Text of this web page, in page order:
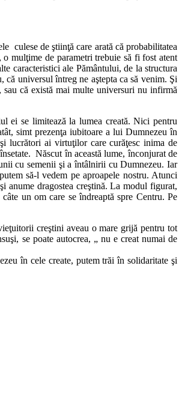
culese de ştiinţă care arată că probabilitatea
mulţime de parametri trebuie să fi fost atent
caracteristici ale Pământului, de la structura
că universul întreg ne aştepta ca să venim. Şi
că există mai multe universuri nu infirmă
ei se limitează la lumea creată. Nici pentru
simt prezenţa iubitoare a lui Dumnezeu în
lucrători ai virtuţilor care curăţesc inima de
Născut în această lume, înconjurat de
cu semenii şi a întâlnirii cu Dumnezeu. Iar
să-l vedem pe aproapele nostru. Atunci
anume dragostea creştină. La modul figurat,
un om care se îndreaptă spre Centru. Pe
creştini aveau o mare grijă pentru tot
se poate autocrea, „ nu e creat numai de
în cele create, putem trăi în solidaritate şi